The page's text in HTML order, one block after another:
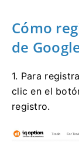
Cómo
de
1. Para
clic en el
registro.